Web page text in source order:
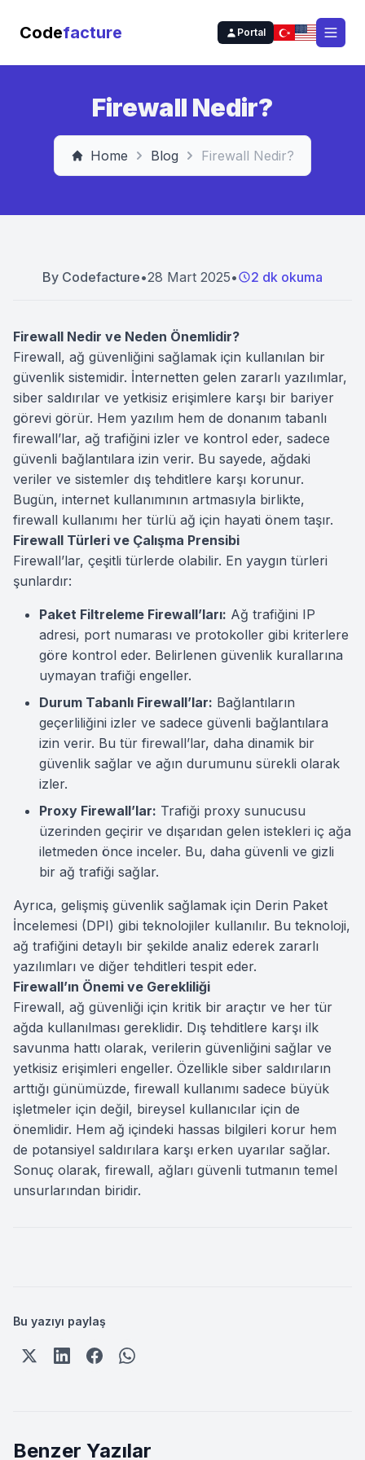
Codefacture Portal
Firewall Nedir?
Home Blog Firewall Nedir?
By Codefacture•28 Mart 2025• 2 dk okuma
Firewall Nedir ve Neden Önemlidir?
Firewall, ağ güvenliğini sağlamak için kullanılan bir
güvenlik sistemidir. İnternetten gelen zararlı yazılımlar,
siber saldırılar ve yetkisiz erişimlere karşı bir bariyer
görevi görür. Hem yazılım hem de donanım tabanlı
firewall’lar, ağ trafiğini izler ve kontrol eder, sadece
güvenli bağlantılara izin verir. Bu sayede, ağdaki
veriler ve sistemler dış tehditlere karşı korunur.
Bugün, internet kullanımının artmasıyla birlikte,
firewall kullanımı her türlü ağ için hayati önem taşır.
Firewall Türleri ve Çalışma Prensibi
Firewall’lar, çeşitli türlerde olabilir. En yaygın türleri
şunlardır:
Paket Filtreleme Firewall’ları: Ağ trafiğini IP
adresi, port numarası ve protokoller gibi kriterlere
göre kontrol eder. Belirlenen güvenlik kurallarına
uymayan trafiği engeller.
Durum Tabanlı Firewall’lar: Bağlantıların
geçerliliğini izler ve sadece güvenli bağlantılara
izin verir. Bu tür firewall’lar, daha dinamik bir
güvenlik sağlar ve ağın durumunu sürekli olarak
izler.
Proxy Firewall’lar: Trafiği proxy sunucusu
üzerinden geçirir ve dışarıdan gelen istekleri iç ağa
iletmeden önce inceler. Bu, daha güvenli ve gizli
bir ağ trafiği sağlar.
Ayrıca, gelişmiş güvenlik sağlamak için Derin Paket
İncelemesi (DPI) gibi teknolojiler kullanılır. Bu teknoloji,
ağ trafiğini detaylı bir şekilde analiz ederek zararlı
yazılımları ve diğer tehditleri tespit eder.
Firewall’ın Önemi ve Gerekliliği
Firewall, ağ güvenliği için kritik bir araçtır ve her tür
ağda kullanılması gereklidir. Dış tehditlere karşı ilk
savunma hattı olarak, verilerin güvenliğini sağlar ve
yetkisiz erişimleri engeller. Özellikle siber saldırıların
arttığı günümüzde, firewall kullanımı sadece büyük
işletmeler için değil, bireysel kullanıcılar için de
önemlidir. Hem ağ içindeki hassas bilgileri korur hem
de potansiyel saldırılara karşı erken uyarılar sağlar.
Sonuç olarak, firewall, ağları güvenli tutmanın temel
unsurlarından biridir.
Bu yazıyı paylaş
Benzer Yazılar